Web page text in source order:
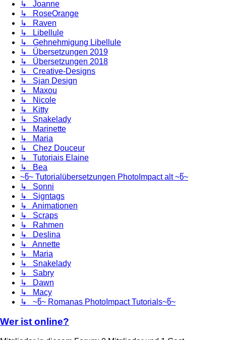
↳ Joanne
↳ RoseOrange
↳ Raven
↳ Libellule
↳ Gehnehmigung Libellule
↳ Übersetzungen 2019
↳ Übersetzungen 2018
↳ Creative-Designs
↳ Sjan Design
↳ Maxou
↳ Nicole
↳ Kitty
↳ Snakelady
↳ Marinette
↳ Maria
↳ Chez Douceur
↳ Tutoriais Elaine
↳ Bea
~წ~ Tutorialübersetzungen PhotoImpact alt ~წ~
↳ Sonni
↳ Signtags
↳ Animationen
↳ Scraps
↳ Rahmen
↳ Deslina
↳ Annette
↳ Maria
↳ Snakelady
↳ Sabry
↳ Dawn
↳ Macy
↳ ~წ~ Romanas PhotoImpact Tutorials~წ~
Wer ist online?